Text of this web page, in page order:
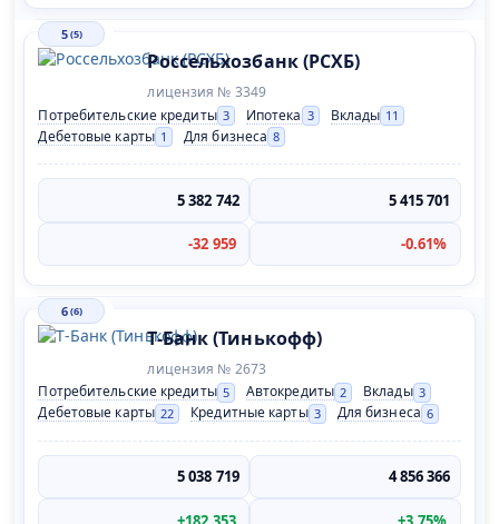
5(5)
Россельхозбанк (РСХБ)
лицензия № 3349
Потребительские кредиты 3 Ипотека 3 Вклады 11
Дебетовые карты 1 Для бизнеса 8
5 382 742 5 415 701
-32 959 -0.61%
6(6)
Т-Банк (Тинькофф)
лицензия № 2673
Потребительские кредиты 5 Автокредиты 2 Вклады 3
Дебетовые карты 22 Кредитные карты 3 Для бизнеса 6
5 038 719 4 856 366